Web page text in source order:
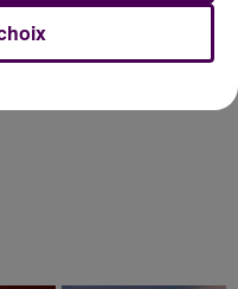
semaines : le préfet ordonne